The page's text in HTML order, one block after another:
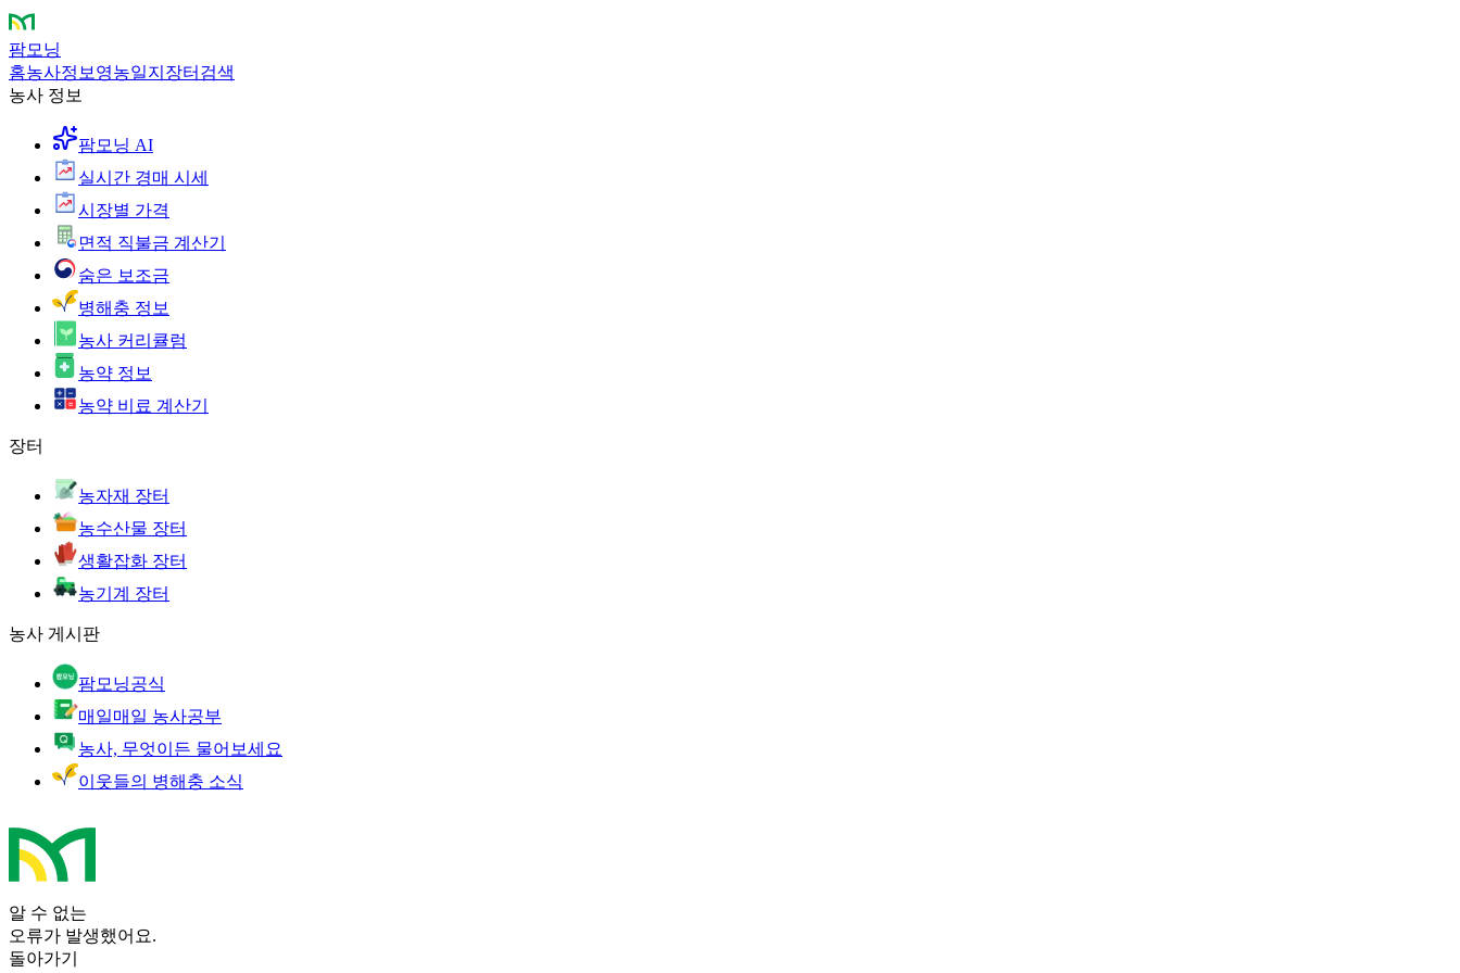
팜모닝
홈농사정보 영농일지 장터 검색
농사 정보
팜모닝 AI
실시간 경매 시세
시장별 가격
면적 직불금 계산기
숨은 보조금
병해충 정보
농사 커리큘럼
농약 정보
농약 비료 계산기
장터
농자재 장터
농수산물 장터
생활잡화 장터
농기계 장터
농사 게시판
팜모닝공식
매일매일 농사공부
농사, 무엇이든 물어보세요
이웃들의 병해충 소식
알 수 없는
오류가 발생했어요.
돌아가기